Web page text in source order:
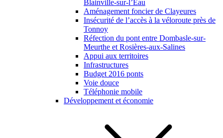
Blainville-sur-l’Eau
Aménagement foncier de Clayeures
Insécurité de l’accès à la véloroute près de
Tonnoy
Réfection du pont entre Dombasle-sur-
Meurthe et Rosières-aux-Salines
Appui aux territoires
Infrastructures
Budget 2016 ponts
Voie douce
Téléphonie mobile
Développement et économie